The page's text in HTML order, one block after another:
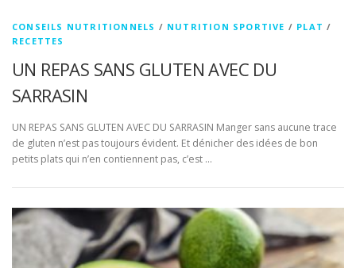
CONSEILS NUTRITIONNELS / NUTRITION SPORTIVE / PLAT /
RECETTES
UN REPAS SANS GLUTEN AVEC DU
SARRASIN
UN REPAS SANS GLUTEN AVEC DU SARRASIN Manger sans aucune trace
de gluten n’est pas toujours évident. Et dénicher des idées de bon
petits plats qui n’en contiennent pas, c’est …